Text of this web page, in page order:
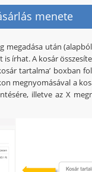
menete
megadása után
írhat. A kosár
tartalma’ boxban
megnyomásával a
illetve az X